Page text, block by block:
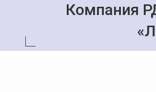
Компания